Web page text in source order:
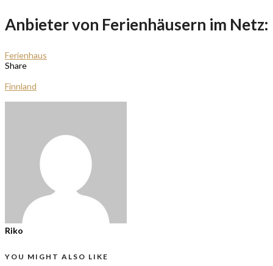
Anbieter von Ferienhäusern im Netz:
Ferienhaus
Share
Finnland
Riko
YOU MIGHT ALSO LIKE